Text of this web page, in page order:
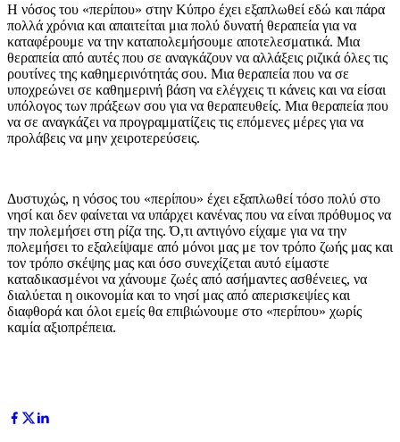
Η νόσος του «περίπου» στην Κύπρο έχει εξαπλωθεί εδώ και πάρα
πολλά χρόνια και απαιτείται μια πολύ δυνατή θεραπεία για να
καταφέρουμε να την καταπολεμήσουμε αποτελεσματικά. Μια
θεραπεία από αυτές που σε αναγκάζουν να αλλάξεις ριζικά όλες τις
ρουτίνες της καθημερινότητάς σου. Μια θεραπεία που να σε
υποχρεώνει σε καθημερινή βάση να ελέγχεις τι κάνεις και να είσαι
υπόλογος των πράξεων σου για να θεραπευθείς. Μια θεραπεία που
να σε αναγκάζει να προγραμματίζεις τις επόμενες μέρες για να
προλάβεις να μην χειροτερεύσεις.
Δυστυχώς, η νόσος του «περίπου» έχει εξαπλωθεί τόσο πολύ στο
νησί και δεν φαίνεται να υπάρχει κανένας που να είναι πρόθυμος να
την πολεμήσει στη ρίζα της. Ό,τι αντιγόνο είχαμε για να την
πολεμήσει το εξαλείψαμε από μόνοι μας με τον τρόπο ζωής μας και
τον τρόπο σκέψης μας και όσο συνεχίζεται αυτό είμαστε
καταδικασμένοι να χάνουμε ζωές από ασήμαντες ασθένειες, να
διαλύεται η οικονομία και το νησί μας από απερισκεψίες και
διαφθορά και όλοι εμείς θα επιβιώνουμε στο «περίπου» χωρίς
καμία αξιοπρέπεια.